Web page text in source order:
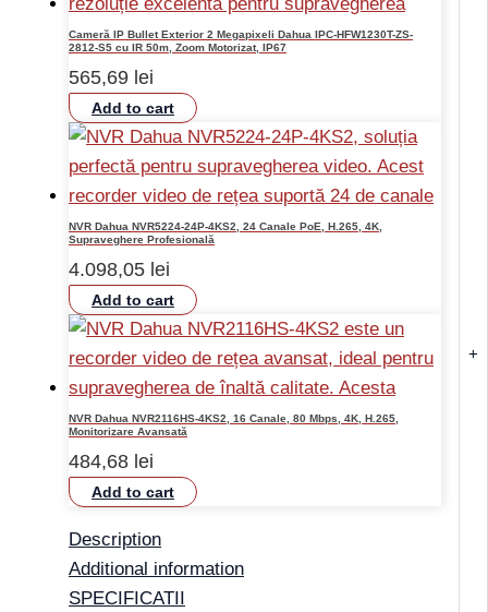
+
Cameră IP Bullet Exterior 2 Megapixeli Dahua IPC-HFW1230T-ZS-
2812-S5 cu IR 50m, Zoom Motorizat, IP67
565,69 lei
Add to cart
NVR Dahua NVR5224-24P-4KS2, 24 Canale PoE, H.265, 4K,
Supraveghere Profesională
4.098,05 lei
Add to cart
NVR Dahua NVR2116HS-4KS2, 16 Canale, 80 Mbps, 4K, H.265,
Monitorizare Avansată
484,68 lei
Add to cart
Description
Additional information
SPECIFICATII